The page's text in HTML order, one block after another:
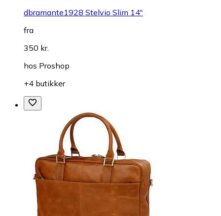
dbramante1928 Stelvio Slim 14"
fra
350 kr.
hos Proshop
+4 butikker